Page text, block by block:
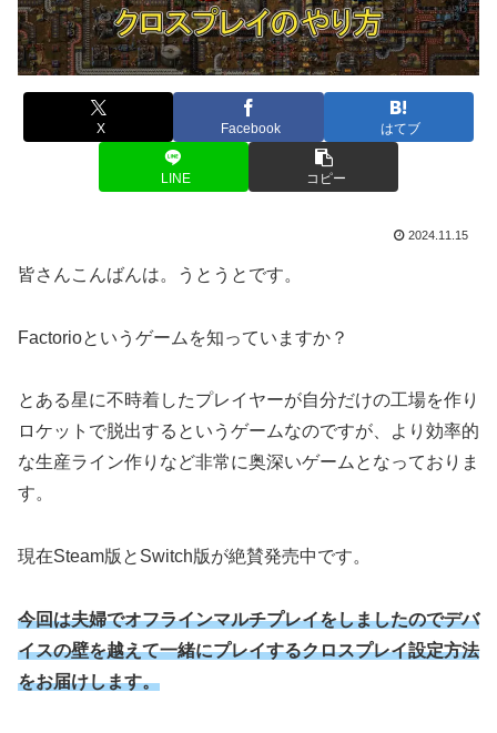
X Facebook はてブ
LINE コピー
2024.11.15
皆さんこんばんは。うとうとです。
Factorioというゲームを知っていますか？
とある星に不時着したプレイヤーが自分だけの工場を作り
ロケットで脱出するというゲームなのですが、より効率的
な生産ライン作りなど非常に奥深いゲームとなっておりま
す。
現在Steam版とSwitch版が絶賛発売中です。
今回は夫婦でオフラインマルチプレイをしましたのでデバ
イスの壁を越えて一緒にプレイするクロスプレイ設定方法
をお届けします。